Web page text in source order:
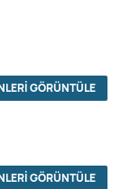
GÖRÜNTÜLE
GÖRÜNTÜLE